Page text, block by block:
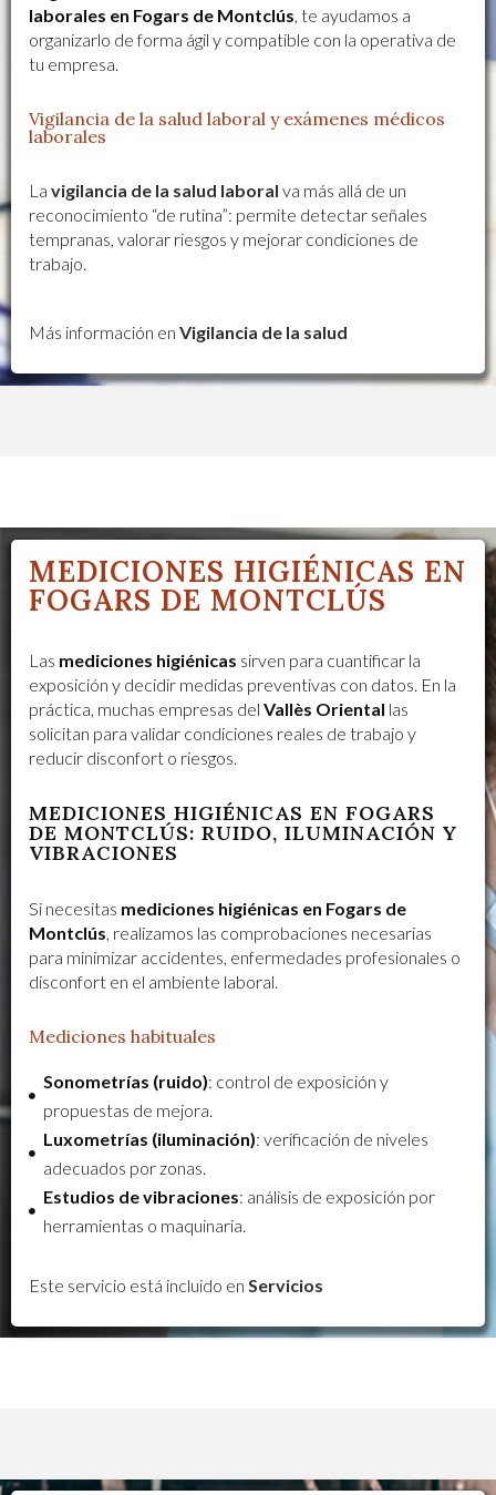
laborales en Fogars de Montclús, te ayudamos a
organizarlo de forma ágil y compatible con la operativa de
tu empresa.
Vigilancia de la salud laboral y exámenes médicos
laborales
La vigilancia de la salud laboral va más allá de un
reconocimiento “de rutina”: permite detectar señales
tempranas, valorar riesgos y mejorar condiciones de
trabajo.
Más información en Vigilancia de la salud
MEDICIONES HIGIÉNICAS EN
FOGARS DE MONTCLÚS
Las mediciones higiénicas sirven para cuantificar la
exposición y decidir medidas preventivas con datos. En la
práctica, muchas empresas del Vallès Oriental las
solicitan para validar condiciones reales de trabajo y
reducir disconfort o riesgos.
MEDICIONES HIGIÉNICAS EN FOGARS
DE MONTCLÚS: RUIDO, ILUMINACIÓN Y
VIBRACIONES
Si necesitas mediciones higiénicas en Fogars de
Montclús, realizamos las comprobaciones necesarias
para minimizar accidentes, enfermedades profesionales o
disconfort en el ambiente laboral.
Mediciones habituales
Sonometrías (ruido): control de exposición y
propuestas de mejora.
Luxometrías (iluminación): verificación de niveles
adecuados por zonas.
Estudios de vibraciones: análisis de exposición por
herramientas o maquinaria.
Este servicio está incluido en Servicios